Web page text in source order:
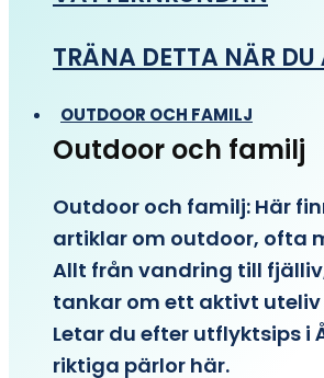
TRÄNA DETTA NÄR DU
OUTDOOR OCH FAMILJ
Outdoor och familj
Outdoor och familj: Här
artiklar om outdoor, ofta
Allt från vandring till
tankar om ett aktivt
Letar du efter utflyktsips i
riktiga pärlor här.